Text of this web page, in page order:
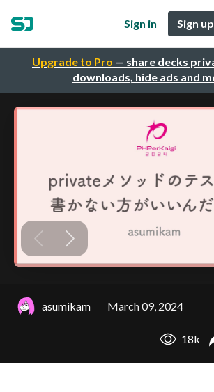
Upgrade to Pro — share decks
downloads, hide ads and
Sign in Sign
asumikam March 09, 2024
18k